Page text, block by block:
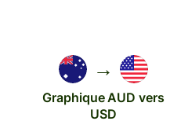
→
Graphique AUD vers
USD